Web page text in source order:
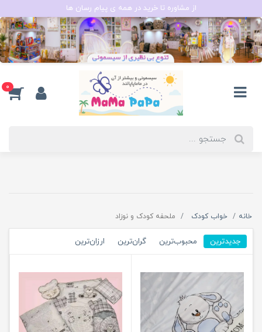
از مشاوره تا خرید در همه ی پیام رسان ها
0
خانه خواب کودک ملحفه کودک و نوزاد
جدیدترین محبوب‌ترین گران‌ترین ارزان‌ترین